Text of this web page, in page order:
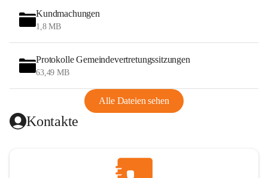
Kundmachungen
1,8 MB
Protokolle Gemeindevertretungssitzungen
63,49 MB
Alle Dateien sehen
Kontakte